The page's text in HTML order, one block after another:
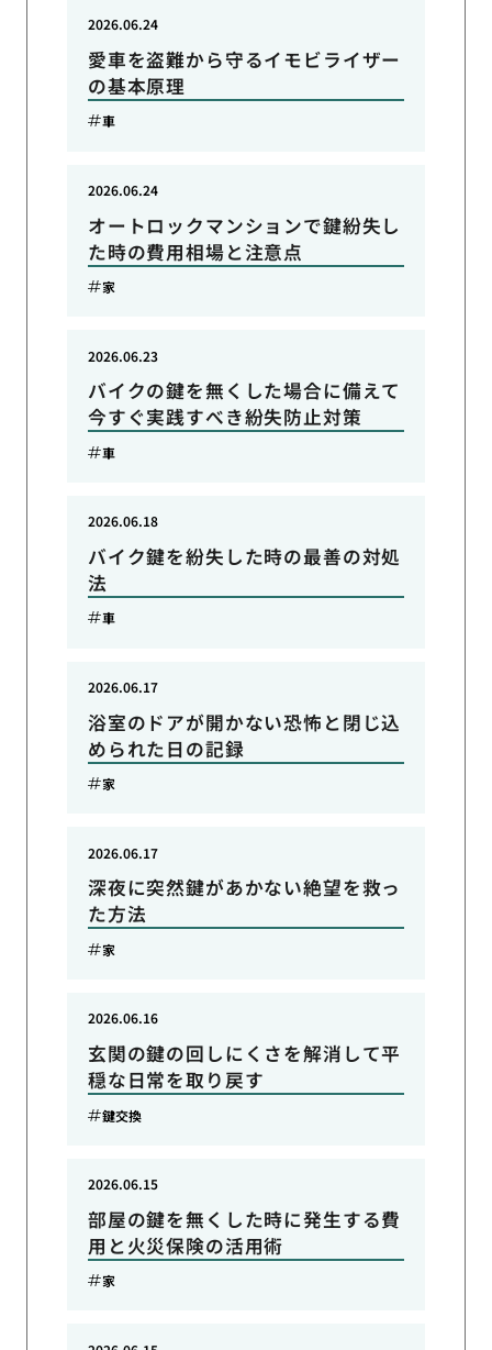
愛車を盗難から守るイモビライザー
の基本原理
2026.06.24
車
オートロックマンションで鍵紛失し
た時の費用相場と注意点
2026.06.24
家
バイクの鍵を無くした場合に備えて
今すぐ実践すべき紛失防止対策
2026.06.23
車
バイク鍵を紛失した時の最善の対処
法
2026.06.18
車
浴室のドアが開かない恐怖と閉じ込
められた日の記録
2026.06.17
家
深夜に突然鍵があかない絶望を救っ
た方法
2026.06.17
家
玄関の鍵の回しにくさを解消して平
穏な日常を取り戻す
2026.06.16
鍵交換
部屋の鍵を無くした時に発生する費
用と火災保険の活用術
2026.06.15
家